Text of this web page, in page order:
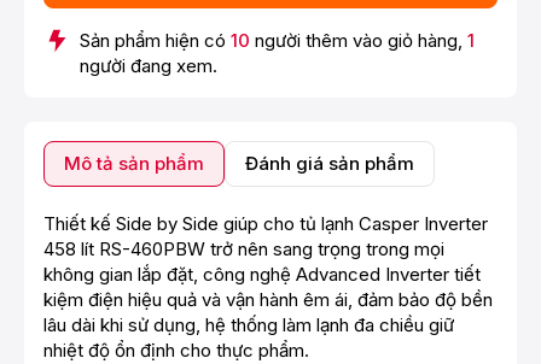
Sản phẩm hiện có 10 người thêm vào giỏ hàng, 1
người đang xem.
Mô tả sản phẩm Đánh giá sản phẩm
Thiết kế Side by Side giúp cho tủ lạnh Casper Inverter
458 lít RS-460PBW trở nên sang trọng trong mọi
không gian lắp đặt, công nghệ Advanced Inverter tiết
kiệm điện hiệu quả và vận hành êm ái, đảm bảo độ bền
lâu dài khi sử dụng, hệ thống làm lạnh đa chiều giữ
nhiệt độ ổn định cho thực phẩm.